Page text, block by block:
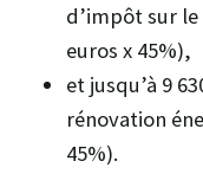
d’impôt sur le
euros x 45%),
et jusqu’à 9
rénovation
45%).